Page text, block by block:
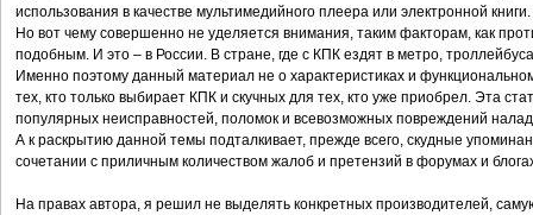
использования в качестве мультимедийного плеера или электронной книги.
Но вот чему совершенно не уделяется внимания, таким факторам, как
подобным. И это – в России. В стране, где с КПК ездят в метро,
Именно поэтому данный материал не о характеристиках и
тех, кто только выбирает КПК и скучных для тех, кто уже приобрел. Эта
популярных неисправностей, поломок и всевозможных повреждений
А к раскрытию данной темы подталкивает, прежде всего, скудные
сочетании с приличным количеством жалоб и претензий в форумах и
На правах автора, я решил не выделять конкретных производителей,